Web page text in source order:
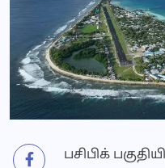
பசிபிக்